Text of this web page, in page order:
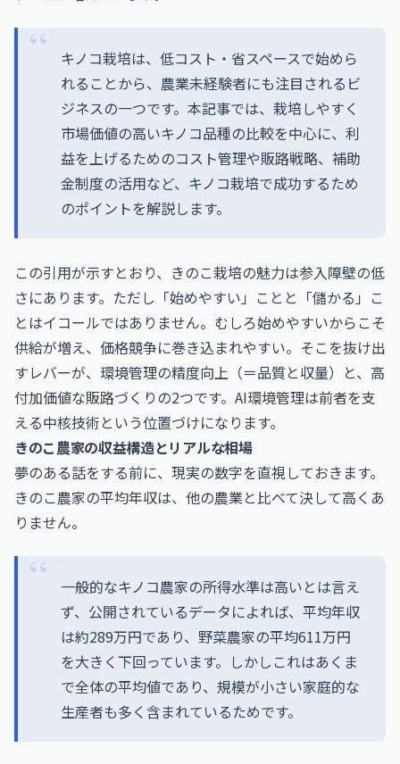
キノコ栽培は、低コスト・省スペースで始めら
れることから、農業未経験者にも注目されるビ
ジネスの一つです。本記事では、栽培しやすく
市場価値の高いキノコ品種の比較を中心に、利
益を上げるためのコスト管理や販路戦略、補助
金制度の活用など、キノコ栽培で成功するため
のポイントを解説します。
この引用が示すとおり、きのこ栽培の魅力は参入障壁の低
さにあります。ただし「始めやすい」ことと「儲かる」こ
とはイコールではありません。むしろ始めやすいからこそ
供給が増え、価格競争に巻き込まれやすい。そこを抜け出
すレバーが、環境管理の精度向上（＝品質と収量）と、高
付加価値な販路づくりの2つです。AI環境管理は前者を支
える中核技術という位置づけになります。
きのこ農家の収益構造とリアルな相場
夢のある話をする前に、現実の数字を直視しておきます。
きのこ農家の平均年収は、他の農業と比べて決して高くあ
りません。
一般的なキノコ農家の所得水準は高いとは言え
ず、公開されているデータによれば、平均年収
は約289万円であり、野菜農家の平均611万円
を大きく下回っています。しかしこれはあくま
で全体の平均値であり、規模が小さい家庭的な
生産者も多く含まれているためです。